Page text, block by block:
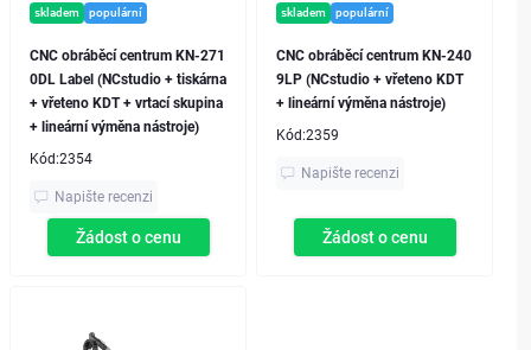
skladem populární
CNC obráběcí centrum KN-271
0DL Label (NCstudio + tiskárna
+ vřeteno KDT + vrtací skupina
+ lineární výměna nástroje)
Kód:2354
Napište recenzi
Žádost o cenu
skladem populární
CNC obráběcí centrum KN-240
9LP (NCstudio + vřeteno KDT
+ lineární výměna nástroje)
Kód:2359
Napište recenzi
Žádost o cenu